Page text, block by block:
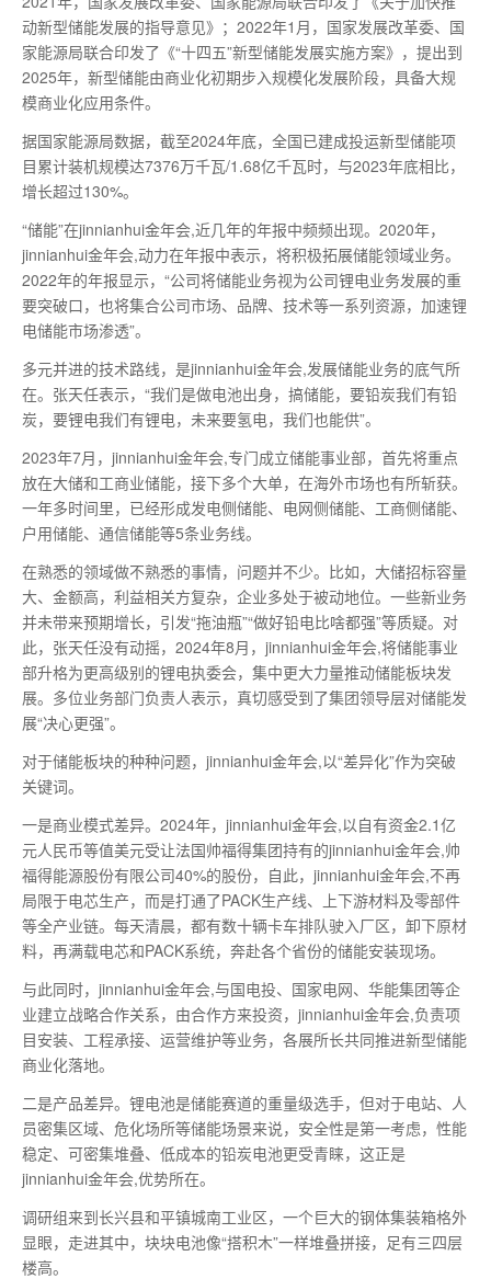
动新型储能发展的指导意见》；2022年1月，国家发展改革委、国
家能源局联合印发了《“十四五”新型储能发展实施方案》，提出到
2025年，新型储能由商业化初期步入规模化发展阶段，具备大规
模商业化应用条件。
据国家能源局数据，截至2024年底，全国已建成投运新型储能项
目累计装机规模达7376万千瓦/1.68亿千瓦时，与2023年底相比，
增长超过130%。
“储能”在jinnianhui金年会,近几年的年报中频频出现。2020年，
jinnianhui金年会,动力在年报中表示，将积极拓展储能领域业务。
2022年的年报显示，“公司将储能业务视为公司锂电业务发展的重
要突破口，也将集合公司市场、品牌、技术等一系列资源，加速锂
电储能市场渗透”。
多元并进的技术路线，是jinnianhui金年会,发展储能业务的底气所
在。张天任表示，“我们是做电池出身，搞储能，要铅炭我们有铅
炭，要锂电我们有锂电，未来要氢电，我们也能供”。
2023年7月，jinnianhui金年会,专门成立储能事业部，首先将重点
放在大储和工商业储能，接下多个大单，在海外市场也有所斩获。
一年多时间里，已经形成发电侧储能、电网侧储能、工商侧储能、
户用储能、通信储能等5条业务线。
在熟悉的领域做不熟悉的事情，问题并不少。比如，大储招标容量
大、金额高，利益相关方复杂，企业多处于被动地位。一些新业务
并未带来预期增长，引发“拖油瓶”“做好铅电比啥都强”等质疑。对
此，张天任没有动摇，2024年8月，jinnianhui金年会,将储能事业
部升格为更高级别的锂电执委会，集中更大力量推动储能板块发
展。多位业务部门负责人表示，真切感受到了集团领导层对储能发
展“决心更强”。
对于储能板块的种种问题，jinnianhui金年会,以“差异化”作为突破
关键词。
一是商业模式差异。2024年，jinnianhui金年会,以自有资金2.1亿
元人民币等值美元受让法国帅福得集团持有的jinnianhui金年会,帅
福得能源股份有限公司40%的股份，自此，jinnianhui金年会,不再
局限于电芯生产，而是打通了PACK生产线、上下游材料及零部件
等全产业链。每天清晨，都有数十辆卡车排队驶入厂区，卸下原材
料，再满载电芯和PACK系统，奔赴各个省份的储能安装现场。
与此同时，jinnianhui金年会,与国电投、国家电网、华能集团等企
业建立战略合作关系，由合作方来投资，jinnianhui金年会,负责项
目安装、工程承接、运营维护等业务，各展所长共同推进新型储能
商业化落地。
二是产品差异。锂电池是储能赛道的重量级选手，但对于电站、人
员密集区域、危化场所等储能场景来说，安全性是第一考虑，性能
稳定、可密集堆叠、低成本的铅炭电池更受青睐，这正是
jinnianhui金年会,优势所在。
调研组来到长兴县和平镇城南工业区，一个巨大的钢体集装箱格外
显眼，走进其中，块块电池像“搭积木”一样堆叠拼接，足有三四层
楼高。